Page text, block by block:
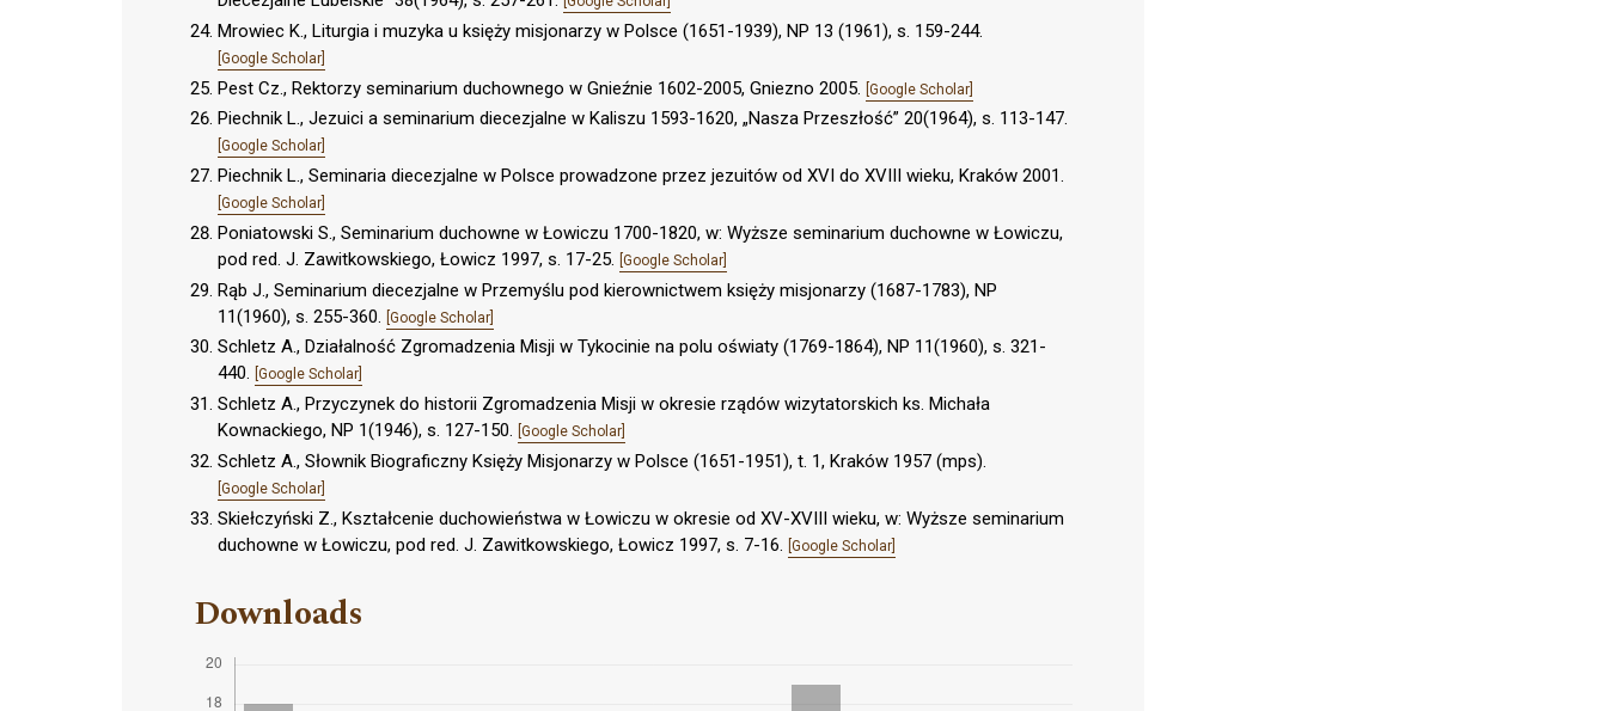
Mrowiec K., Liturgia i muzyka u księży misjonarzy w Polsce (1651-1939), NP 13 (1961), s. 159-244.
[Google Scholar]
Pest Cz., Rektorzy seminarium duchownego w Gnieźnie 1602-2005, Gniezno 2005. [Google Scholar]
Piechnik L., Jezuici a seminarium diecezjalne w Kaliszu 1593-1620, „Nasza Przeszłość” 20(1964), s. 113-147.
[Google Scholar]
Piechnik L., Seminaria diecezjalne w Polsce prowadzone przez jezuitów od XVI do XVIII wieku, Kraków 2001.
[Google Scholar]
Poniatowski S., Seminarium duchowne w Łowiczu 1700-1820, w: Wyższe seminarium duchowne w Łowiczu,
pod red. J. Zawitkowskiego, Łowicz 1997, s. 17-25. [Google Scholar]
Rąb J., Seminarium diecezjalne w Przemyślu pod kierownictwem księży misjonarzy (1687-1783), NP
11(1960), s. 255-360. [Google Scholar]
Schletz A., Działalność Zgromadzenia Misji w Tykocinie na polu oświaty (1769-1864), NP 11(1960), s. 321-
440. [Google Scholar]
Schletz A., Przyczynek do historii Zgromadzenia Misji w okresie rządów wizytatorskich ks. Michała
Kownackiego, NP 1(1946), s. 127-150. [Google Scholar]
Schletz A., Słownik Biograficzny Księży Misjonarzy w Polsce (1651-1951), t. 1, Kraków 1957 (mps).
[Google Scholar]
Skiełczyński Z., Kształcenie duchowieństwa w Łowiczu w okresie od XV-XVIII wieku, w: Wyższe seminarium
duchowne w Łowiczu, pod red. J. Zawitkowskiego, Łowicz 1997, s. 7-16. [Google Scholar]
Downloads